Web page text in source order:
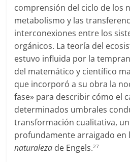
comprensión del ciclo de los
metabolismo y las
interconexiones entre los
orgánicos. La teoría del
estuvo influida por la
del matemático y científico
que incorporó a su obra la
fase» para describir cómo el
determinados umbrales
transformación cualitativa,
profundamente arraigado en
naturaleza de Engels.27